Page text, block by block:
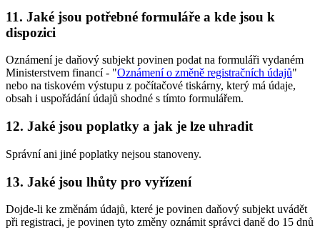
11. Jaké jsou potřebné formuláře a kde jsou k
dispozici
Oznámení je daňový subjekt povinen podat na formuláři vydaném
Ministerstvem financí - "Oznámení o změně registračních údajů"
nebo na tiskovém výstupu z počítačové tiskárny, který má údaje,
obsah i uspořádání údajů shodné s tímto formulářem.
12. Jaké jsou poplatky a jak je lze uhradit
Správní ani jiné poplatky nejsou stanoveny.
13. Jaké jsou lhůty pro vyřízení
Dojde-li ke změnám údajů, které je povinen daňový subjekt uvádět
při registraci, je povinen tyto změny oznámit správci daně do 15 dnů